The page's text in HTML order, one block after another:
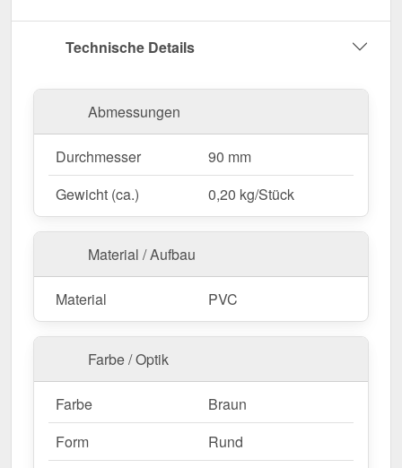
& Sicherheit.
Jetzt Sockelknie bestellen – Für eine sichere &
geordnete Regenwasserableitung!
Technische Details
Abmessungen
Durchmesser
90 mm
Gewicht (ca.)
0,20 kg/Stück
Material / Aufbau
Material PVC
Farbe / Optik
Farbe
Braun
Form
Rund